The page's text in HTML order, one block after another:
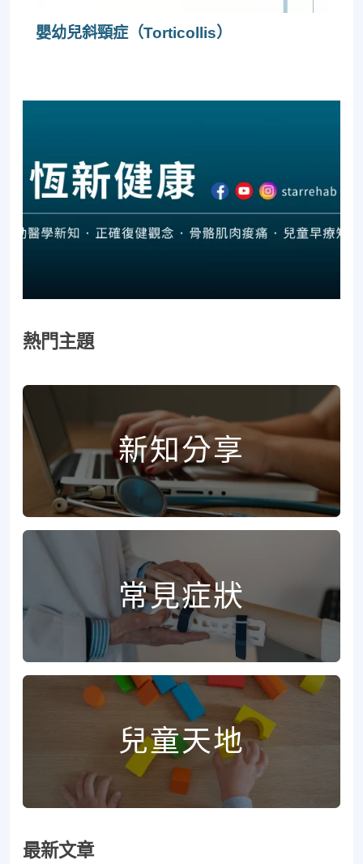
嬰幼兒斜頸症（Torticollis）
熱門主題
新知分享
常見症狀
兒童天地
最新文章